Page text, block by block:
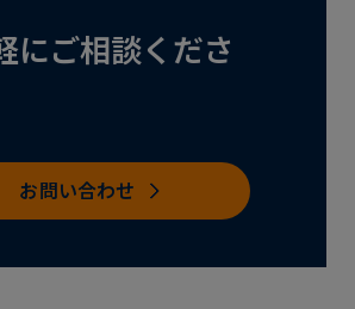
にご相談くださ
お問い合わせ